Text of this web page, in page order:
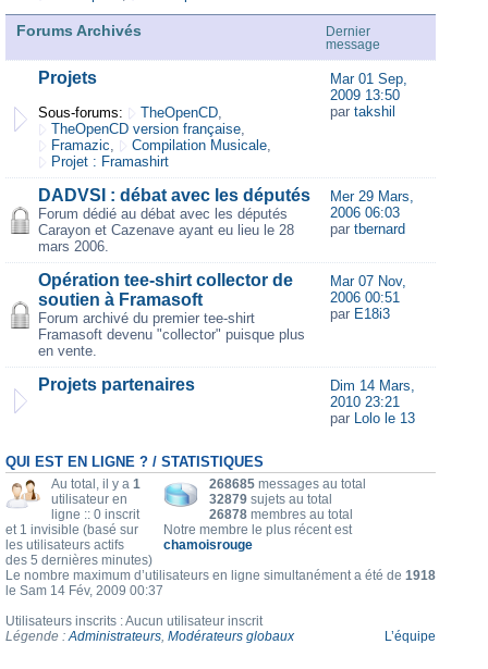
Forums Archivés
Dernier
message
Projets
Sous-forums: TheOpenCD,
TheOpenCD version française,
Framazic, Compilation Musicale,
Projet : Framashirt
Mar 01 Sep,
2009 13:50
par takshil
DADVSI : débat avec les députés
Forum dédié au débat avec les députés
Carayon et Cazenave ayant eu lieu le 28
mars 2006.
Mer 29 Mars,
2006 06:03
par tbernard
Opération tee-shirt collector de
soutien à Framasoft
Forum archivé du premier tee-shirt
Framasoft devenu "collector" puisque plus
en vente.
Mar 07 Nov,
2006 00:51
par E18i3
Projets partenaires
Dim 14 Mars,
2010 23:21
par Lolo le 13
QUI EST EN LIGNE ? / STATISTIQUES
268685 messages au total
32879 sujets au total
26878 membres au total
Notre membre le plus récent est
chamoisrouge
Au total, il y a 1
utilisateur en
ligne :: 0 inscrit
et 1 invisible (basé sur
les utilisateurs actifs
des 5 dernières minutes)
Le nombre maximum d’utilisateurs en ligne simultanément a été de 1918
le Sam 14 Fév, 2009 00:37
Utilisateurs inscrits : Aucun utilisateur inscrit
Légende :Administrateurs, Modérateurs globaux L’équipe